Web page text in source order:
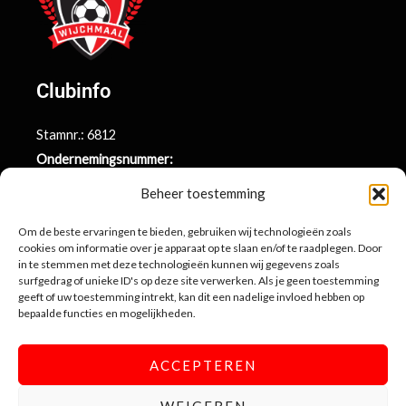
Beheer toestemming
Om de beste ervaringen te bieden, gebruiken wij technologieën zoals
cookies om informatie over je apparaat op te slaan en/of te raadplegen. Door
in te stemmen met deze technologieën kunnen wij gegevens zoals
surfgedrag of unieke ID's op deze site verwerken. Als je geen toestemming
geeft of uw toestemming intrekt, kan dit een nadelige invloed hebben op
bepaalde functies en mogelijkheden.
ACCEPTEREN
Clubinfo
Stamnr.: 6812
Ondernemingsnummer:
BE71 9731 6439 9169
Contactinformatie